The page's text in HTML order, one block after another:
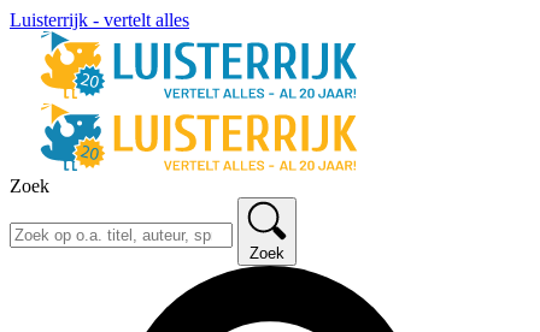
Luisterrijk - vertelt alles
Zoek
Zoek